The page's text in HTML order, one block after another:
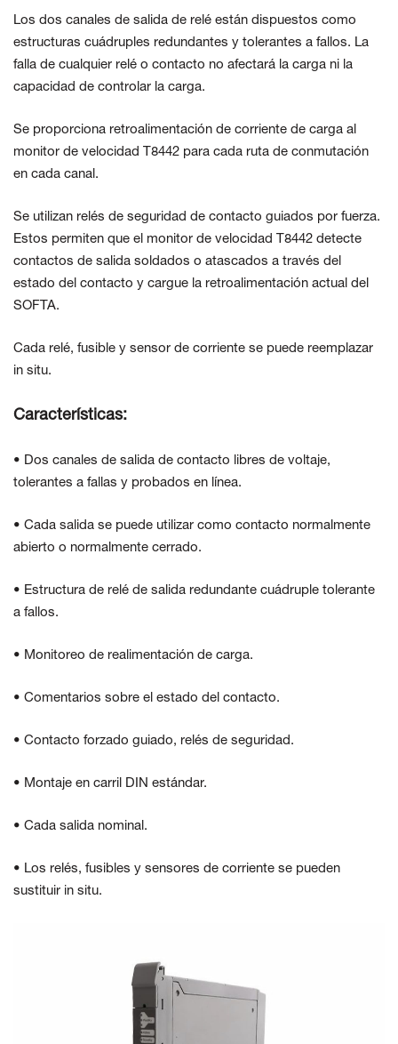
Los dos canales de salida de relé están dispuestos como
estructuras cuádruples redundantes y tolerantes a fallos. La
falla de cualquier relé o contacto no afectará la carga ni la
capacidad de controlar la carga.
Se proporciona retroalimentación de corriente de carga al
monitor de velocidad T8442 para cada ruta de conmutación
en cada canal.
Se utilizan relés de seguridad de contacto guiados por fuerza.
Estos permiten que el monitor de velocidad T8442 detecte
contactos de salida soldados o atascados a través del
estado del contacto y cargue la retroalimentación actual del
SOFTA.
Cada relé, fusible y sensor de corriente se puede reemplazar
in situ.
Características:
• Dos canales de salida de contacto libres de voltaje,
tolerantes a fallas y probados en línea.
• Cada salida se puede utilizar como contacto normalmente
abierto o normalmente cerrado.
• Estructura de relé de salida redundante cuádruple tolerante
a fallos.
• Monitoreo de realimentación de carga.
• Comentarios sobre el estado del contacto.
• Contacto forzado guiado, relés de seguridad.
• Montaje en carril DIN estándar.
• Cada salida nominal.
• Los relés, fusibles y sensores de corriente se pueden
sustituir in situ.